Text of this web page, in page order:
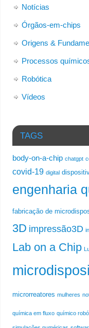
Notícias
Órgãos-em-chips
Origens &
Processos
Robótica
Vídeos
TAGS
body-on-a-chip chatgpt
covid-19 digital
engenharia
fabricação de
3D impressão3D
Lab on a Chip
microrreatores mulheres
química em fluxo químico